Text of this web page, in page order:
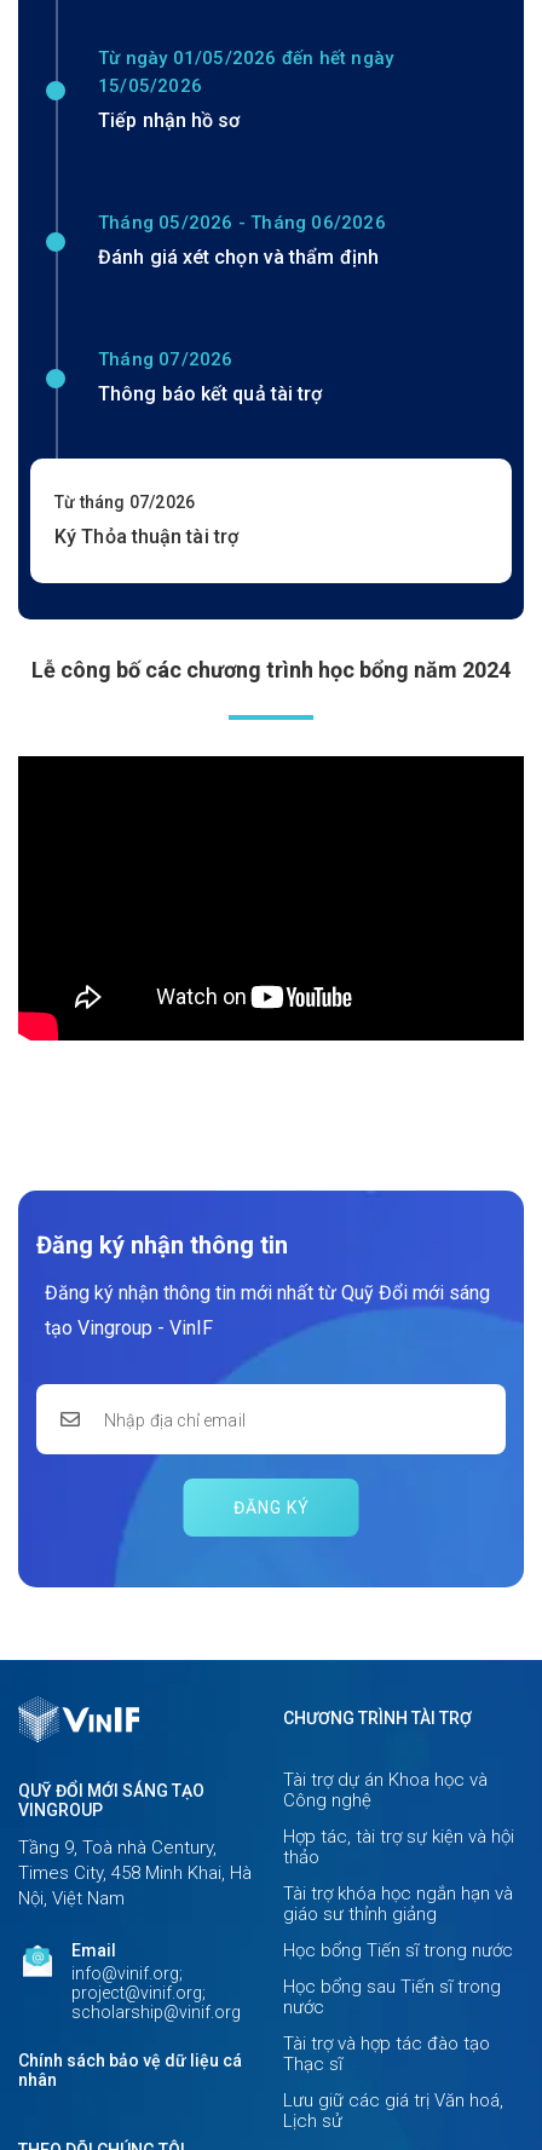
Từ ngày 01/05/2026 đến hết ngày
15/05/2026
Tiếp nhận hồ sơ
Tháng 05/2026 - Tháng 06/2026
Đánh giá xét chọn và thẩm định
Tháng 07/2026
Thông báo kết quả tài trợ
Từ tháng 07/2026
Ký Thỏa thuận tài trợ
Lễ công bố các chương trình học bổng năm 2024
Đăng ký nhận thông tin
Đăng ký nhận thông tin mới nhất từ Quỹ Đổi mới sáng
tạo Vingroup - VinIF
ĐĂNG KÝ
QUỸ ĐỔI MỚI SÁNG TẠO
VINGROUP
Tầng 9, Toà nhà Century,
Times City, 458 Minh Khai, Hà
Nội, Việt Nam
Email
info@vinif.org;
project@vinif.org;
scholarship@vinif.org
Chính sách bảo vệ dữ liệu cá
nhân
CHƯƠNG TRÌNH TÀI TRỢ
Tài trợ dự án Khoa học và
Công nghệ
Hợp tác, tài trợ sự kiện và hội
thảo
Tài trợ khóa học ngắn hạn và
giáo sư thỉnh giảng
Học bổng Tiến sĩ trong nước
Học bổng sau Tiến sĩ trong
nước
Tài trợ và hợp tác đào tạo
Thạc sĩ
Lưu giữ các giá trị Văn hoá,
Lịch sử